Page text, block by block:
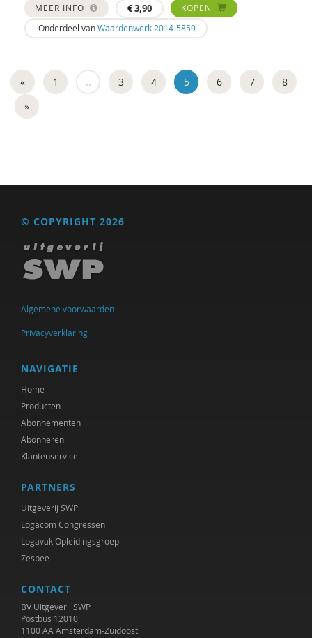
MEER INFO €3,90
KOPEN
Onderdeel vanWaardenwerk 2014-5859
« 1 .. 3 4 5 6 7
8
»
© COPYRIGHT 2026
Algemene voorwaarden
Privacyverklaring
NAVIGATIE
Home
Producten
Abonnementen
Abonneren
Klantenservice
PARTNERS
Uitgeverij SWP
Logacom Congressen
Logavak Opleidingsgroep
Zesbee
CONTACT
BV Uitgeverij SWP
Postbus 12010
1100 AA Amsterdam-Zuidoost